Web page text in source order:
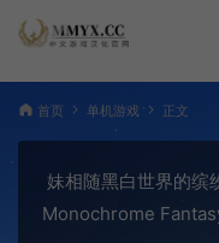
首页 单机游戏 正文
妹相随黑白世界的
Monochrome